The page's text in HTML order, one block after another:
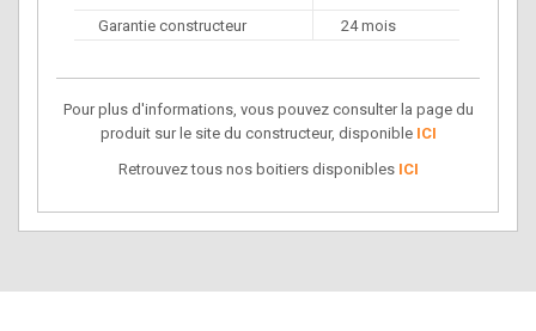
Garantie constructeur 24 mois
Pour plus d'informations, vous pouvez consulter la page du
produit sur le site du constructeur, disponible ICI
Retrouvez tous nos boitiers disponibles ICI